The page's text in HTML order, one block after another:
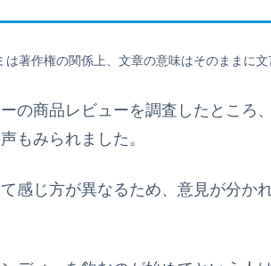
は著作権の関係上、文章の意味はそのままに文
の商品レビューを調査したところ
もみられました。
感じ方が異なるため、意見が分か